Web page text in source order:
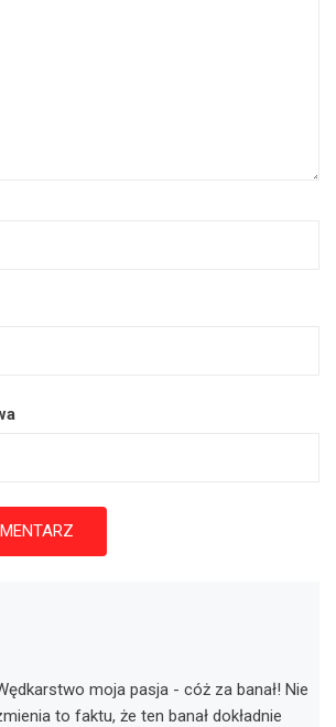
moja pasja - cóż za banał! Nie
to faktu, że ten banał dokładnie